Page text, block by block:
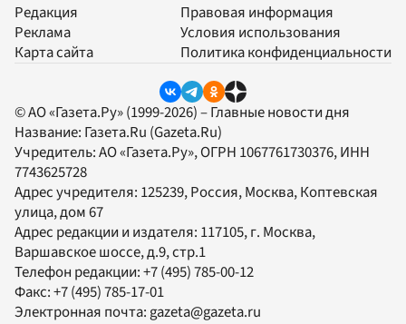
Редакция
Реклама
Карта сайта
Правовая информация
Условия использования
Политика конфиденциальности
© АО «Газета.Ру» (1999-2026) – Главные новости дня
Название: Газета.Ru (Gazeta.Ru)
Учредитель:АО «Газета.Ру», ОГРН 1067761730376, ИНН
7743625728
Адрес учредителя: 125239, Россия, Москва, Коптевская
улица, дом 67
Адрес редакции и издателя: 117105, г. Москва,
Варшавское шоссе, д.9, стр.1
Телефон редакции:+7 (495) 785-00-12
Факс:+7 (495) 785-17-01
Электронная почта: gazeta@gazeta.ru